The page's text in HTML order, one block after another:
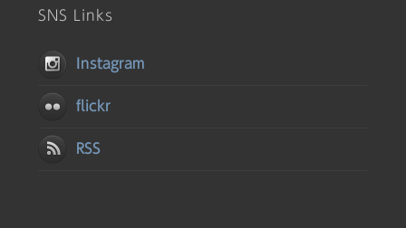
SNS Links
Instagram
flickr
RSS